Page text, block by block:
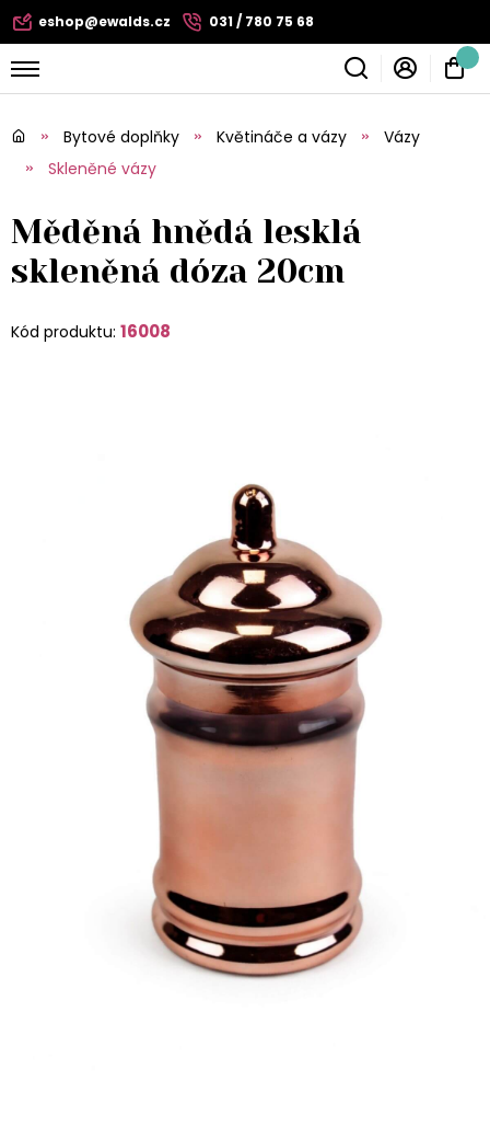
eshop@ewalds.cz 031 / 780 75 68
Bytové doplňky Květináče a vázy
Vázy
Skleněné vázy
Měděná hnědá lesklá
skleněná dóza 20cm
Kód produktu: 16008